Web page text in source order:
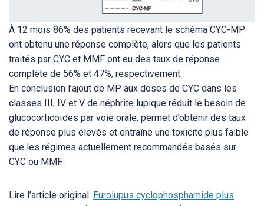
À 12 mois 86% des patients recevant le schéma CYC-MP
ont obtenu une réponse complète, alors que les patients
traités par CYC et MMF ont eu des taux de réponse
complète de 56% et 47%, respectivement.
En conclusion l’ajout de MP aux doses de CYC dans les
classes III, IV et V de néphrite lupique réduit le besoin de
glucocorticoïdes par voie orale, permet d’obtenir des taux
de réponse plus élevés et entraîne une toxicité plus faible
que les régimes actuellement recommandés basés sur
CYC ou MMF.
Lire l’article original: Eurolupus cyclophosphamide plus